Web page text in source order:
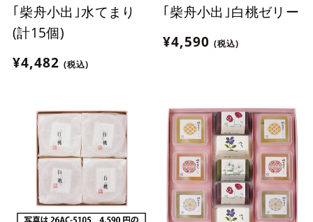
｢柴舟小出｣水てまり
(計15個)
¥4,482 (税込)
｢柴舟小出｣白桃ゼリー
¥4,590 (税込)